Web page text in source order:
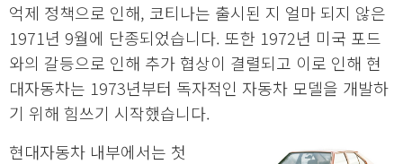
억제 정책으로 인해, 코티나는 출시된 지 얼마 되지 않은
1971년 9월에 단종되었습니다. 또한 1972년 미국 포드
와의 갈등으로 인해 추가 협상이 결렬되고 이로 인해 현
대자동차는 1973년부터 독자적인 자동차 모델을 개발하
기 위해 힘쓰기 시작했습니다.
현대자동차 내부에서는 첫